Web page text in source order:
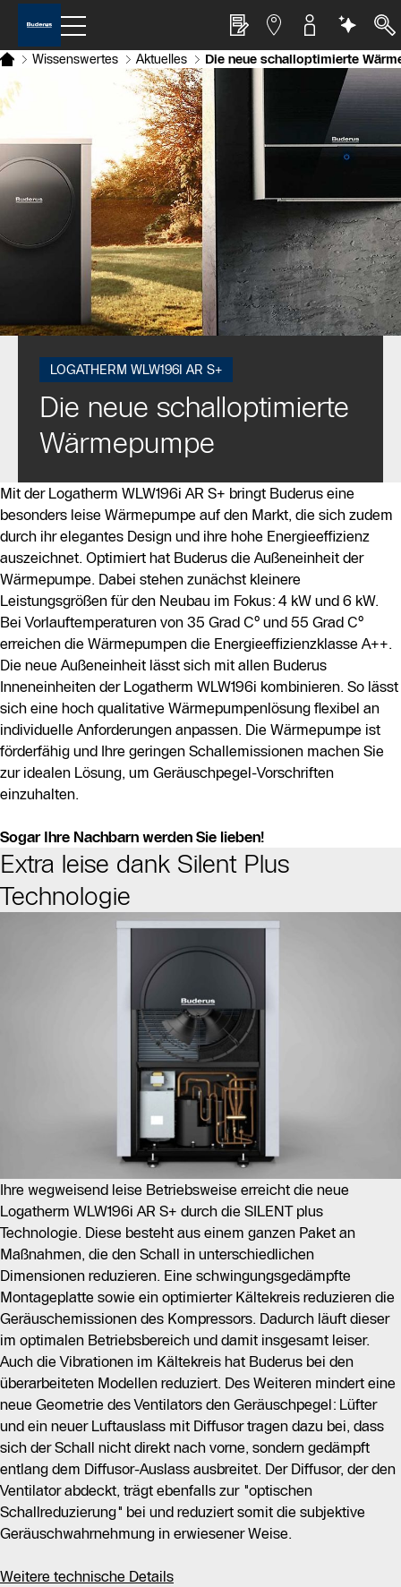
Wissenswertes Aktuelles Die neue schalloptimierte
LOGATHERM WLW196I AR S+
Die neue schalloptimierte
Wärmepumpe
Mit der Logatherm WLW196i AR S+ bringt Buderus eine
besonders leise Wärmepumpe auf den Markt, die sich zudem
durch ihr elegantes Design und ihre hohe Energieeffizienz
auszeichnet. Optimiert hat Buderus die Außeneinheit der
Wärmepumpe. Dabei stehen zunächst kleinere
Leistungsgrößen für den Neubau im Fokus: 4 kW und 6 kW.
Bei Vorlauftemperaturen von 35 Grad C° und 55 Grad C°
erreichen die Wärmepumpen die Energieeffizienzklasse A++.
Die neue Außeneinheit lässt sich mit allen Buderus
Inneneinheiten der Logatherm WLW196i kombinieren. So lässt
sich eine hoch qualitative Wärmepumpenlösung flexibel an
individuelle Anforderungen anpassen. Die Wärmepumpe ist
förderfähig und Ihre geringen Schallemissionen machen Sie
zur idealen Lösung, um Geräuschpegel-Vorschriften
einzuhalten.
Sogar Ihre Nachbarn werden Sie lieben!
Extra leise dank Silent Plus
Technologie
Ihre wegweisend leise Betriebsweise erreicht die neue
Logatherm WLW196i AR S+ durch die SILENT plus
Technologie. Diese besteht aus einem ganzen Paket an
Maßnahmen, die den Schall in unterschiedlichen
Dimensionen reduzieren. Eine schwingungsgedämpfte
Montageplatte sowie ein optimierter Kältekreis reduzieren die
Geräuschemissionen des Kompressors. Dadurch läuft dieser
im optimalen Betriebsbereich und damit insgesamt leiser.
Auch die Vibrationen im Kältekreis hat Buderus bei den
überarbeiteten Modellen reduziert. Des Weiteren mindert eine
neue Geometrie des Ventilators den Geräuschpegel: Lüfter
und ein neuer Luftauslass mit Diffusor tragen dazu bei, dass
sich der Schall nicht direkt nach vorne, sondern gedämpft
entlang dem Diffusor-Auslass ausbreitet. Der Diffusor, der den
Ventilator abdeckt, trägt ebenfalls zur "optischen
Schallreduzierung" bei und reduziert somit die subjektive
Geräuschwahrnehmung in erwiesener Weise.
Weitere technische Details